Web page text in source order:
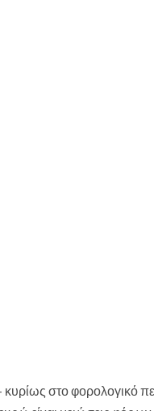
στο φορολογικό